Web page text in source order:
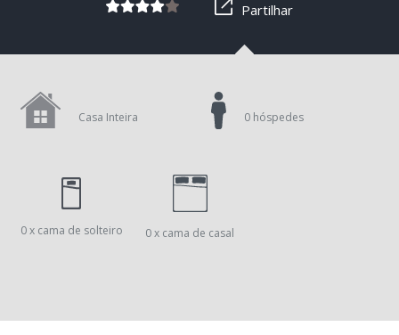
Partilhar
Casa Inteira
0 x cama de solteiro 0 x cama de casal
0 hóspedes